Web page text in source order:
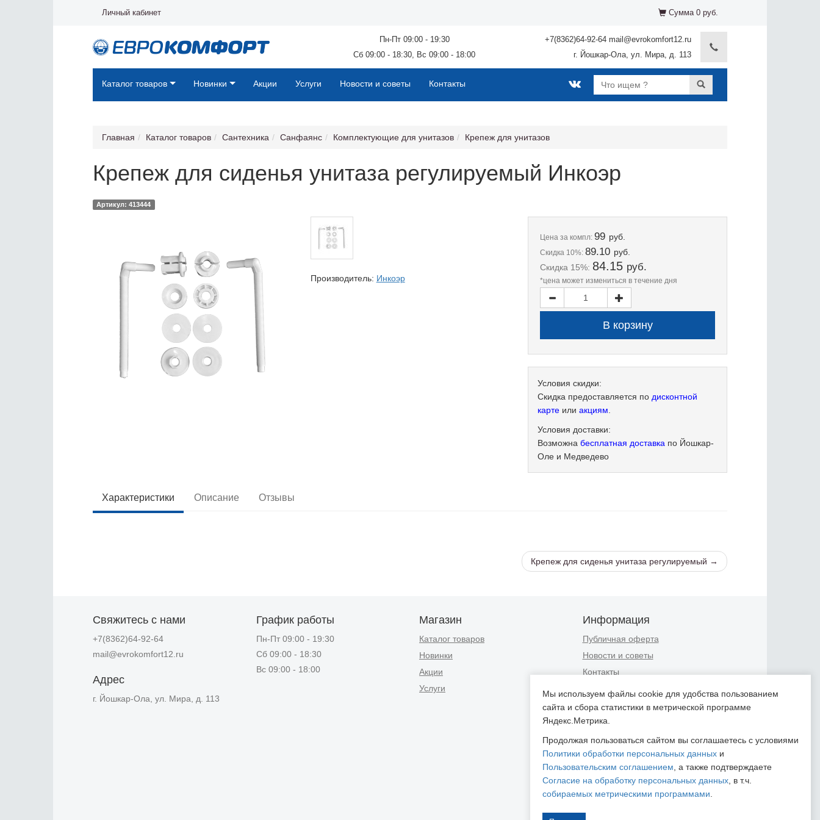
Личный кабинет Сумма 0 руб.
Пн-Пт 09:00 - 19:30
Сб 09:00 - 18:30, Вс 09:00 - 18:00
+7(8362)64-92-64 mail@evrokomfort12.ru
г. Йошкар-Ола, ул. Мира, д. 113
Каталог товаров Новинки Акции Услуги Новости и советы Контакты
Главная Каталог товаров Сантехника Санфаянс Комплектующие для унитазов Крепеж для унитазов
Крепеж для сиденья унитаза регулируемый Инкоэр
Артикул: 413444
Цена за компл:99 руб.
Скидка 10%:89.10 руб.
Скидка 15%: 84.15 руб.
*цена может измениться в течение дня
Условия скидки:
Скидка предоставляется по дисконтной
карте илиакциям
Условия доставки:
Возможнабесплатная доставка по Йошкар-
Оле и Медведево
Производитель: Инкоэр
Характеристики Описание Отзывы
Крепеж для сиденья унитаза регулируемый →
Свяжитесь с нами
+7(8362)64-92-64
mail@evrokomfort12.ru
Адрес
г. Йошкар-Ола, ул. Мира, д. 113
График работы
Пн-Пт 09:00 - 19:30
Сб 09:00 - 18:30
Вс 09:00 - 18:00
Магазин
Каталог товаров
Новинки
Акции
Услуги
Информация
Публичная оферта
Новости и советы
Контакты
персональных данных
Пользовательское соглашение
Согласие на обработку
персональных данных,
собираемых метрическими
Мы используем файлы cookie для удобства пользованием
сайта и сбора статистики в метрической программе
Яндекс.Метрика.
Продолжая пользоваться сайтом вы соглашаетесь с условиями
Политики обработки персональных данных и
Пользовательским соглашением , а также подтверждаете
Согласие на обработку персональных данных , в т.ч.
собираемых метрическими программами